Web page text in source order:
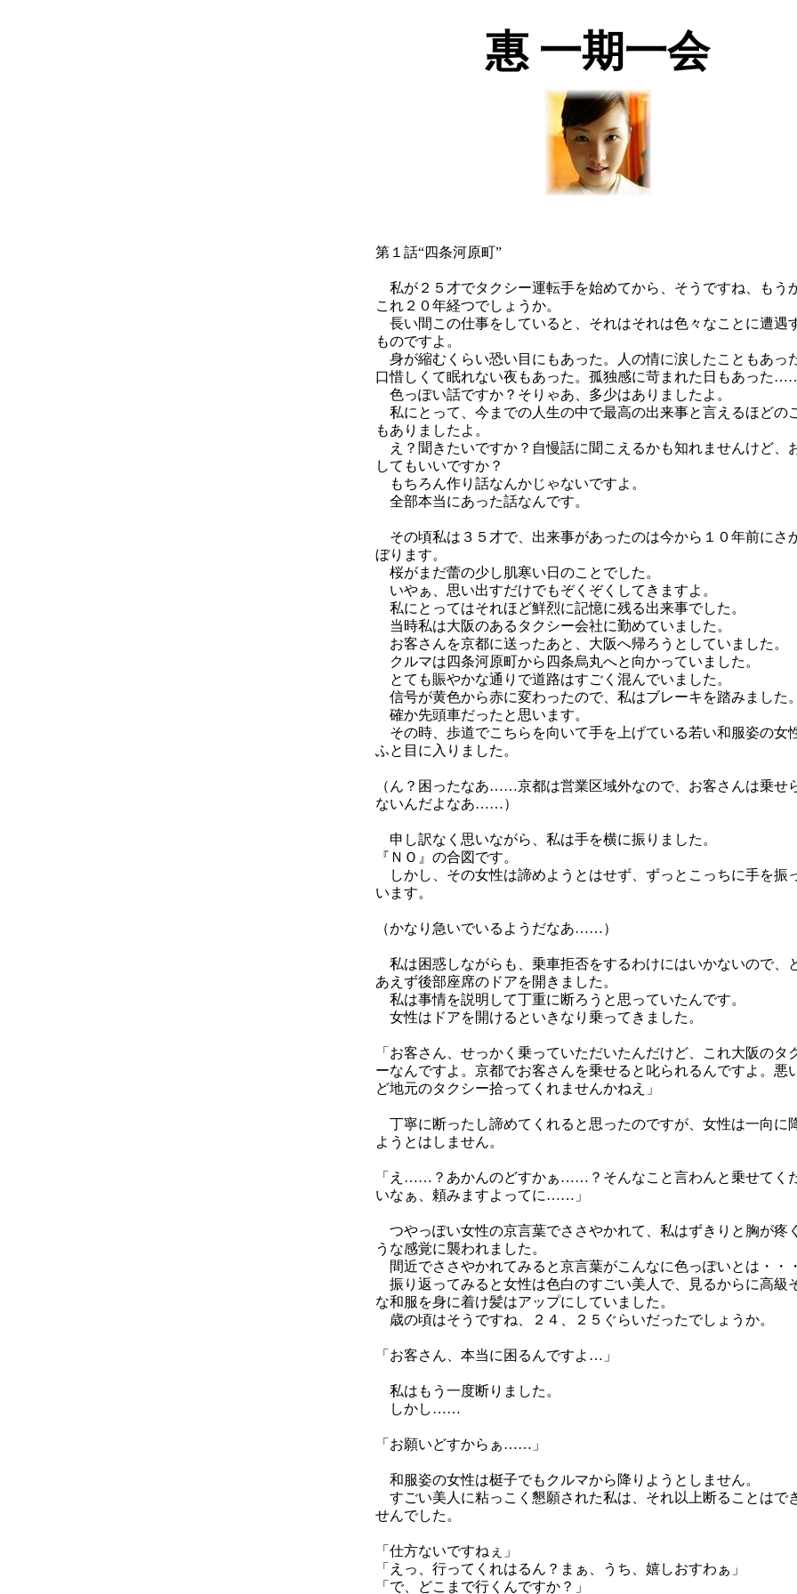
惠 一期一会
第１話“四条河原町”
私が２５才でタクシー運転手を始めてから、そうですね、もう
これ２０年経つでしょうか。
長い間この仕事をしていると、それはそれは色々なことに遭遇
ものですよ。
身が縮むくらい恐い目にもあった。人の情に涙したこともあっ
口惜しくて眠れない夜もあった。孤独感に苛まれた日もあった
色っぽい話ですか？そりゃあ、多少はありましたよ。
私にとって、今までの人生の中で最高の出来事と言えるほどの
もありましたよ。
え？聞きたいですか？自慢話に聞こえるかも知れませんけど、
してもいいですか？
もちろん作り話なんかじゃないですよ。
全部本当にあった話なんです。
その頃私は３５才で、出来事があったのは今から１０年前にさ
ぼります。
桜がまだ蕾の少し肌寒い日のことでした。
いやぁ、思い出すだけでもぞくぞくしてきますよ。
私にとってはそれほど鮮烈に記憶に残る出来事でした。
当時私は大阪のあるタクシー会社に勤めていました。
お客さんを京都に送ったあと、大阪へ帰ろうとしていました。
クルマは四条河原町から四条烏丸へと向かっていました。
とても賑やかな通りで道路はすごく混んでいました。
信号が黄色から赤に変わったので、私はブレーキを踏みました。
確か先頭車だったと思います。
その時、歩道でこちらを向いて手を上げている若い和服姿の女
ふと目に入りました。
（ん？困ったなあ……京都は営業区域外なので、お客さんは乗せ
ないんだよなあ……）
申し訳なく思いながら、私は手を横に振りました。
『ＮＯ』の合図です。
しかし、その女性は諦めようとはせず、ずっとこっちに手を振
います。
（かなり急いでいるようだなあ……）
私は困惑しながらも、乗車拒否をするわけにはいかないので、
あえず後部座席のドアを開きました。
私は事情を説明して丁重に断ろうと思っていたんです。
女性はドアを開けるといきなり乗ってきました。
「お客さん、せっかく乗っていただいたんだけど、これ大阪のタ
ーなんですよ。京都でお客さんを乗せると叱られるんですよ。悪
ど地元のタクシー拾ってくれませんかねえ」
丁寧に断ったし諦めてくれると思ったのですが、女性は一向に
ようとはしません。
「え……？あかんのどすかぁ……？そんなこと言わんと乗せてく
いなぁ、頼みますよってに……」
つやっぽい女性の京言葉でささやかれて、私はずきりと胸が疼
うな感覚に襲われました。
間近でささやかれてみると京言葉がこんなに色っぽいとは・・・
振り返ってみると女性は色白のすごい美人で、見るからに高級
な和服を身に着け髪はアップにしていました。
歳の頃はそうですね、２４、２５ぐらいだったでしょうか。
「お客さん、本当に困るんですよ…」
私はもう一度断りました。
しかし……
「お願いどすからぁ……」
和服姿の女性は梃子でもクルマから降りようとしません。
すごい美人に粘っこく懇願された私は、それ以上断ることはで
せんでした。
「仕方ないですねぇ」
「えっ、行ってくれはるん？まぁ、うち、嬉しおすわぁ」
「で、どこまで行くんですか？」